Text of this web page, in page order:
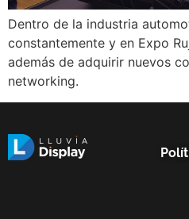
Dentro de la industria
constantemente y en Expo
además de adquirir nuevos
networking.